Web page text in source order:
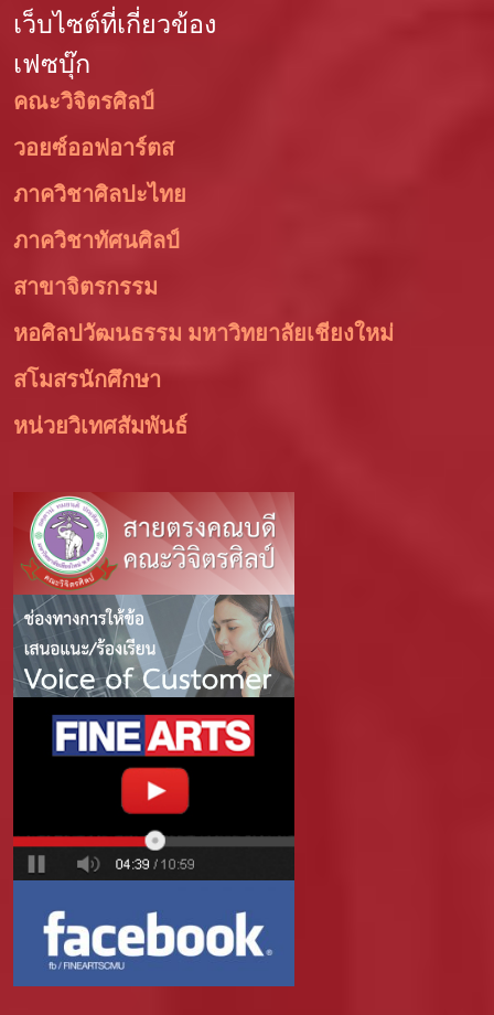
เว็บไซต์ที่เกี่ยวข้อง
เฟซบุ๊ก
คณะวิจิตรศิลป์
วอยซ์ออฟอาร์ตส
ภาควิชาศิลปะไทย
ภาควิชาทัศนศิลป์
สาขาจิตรกรรม
หอศิลปวัฒนธรรม มหาวิทยาลัยเชียงใหม่
สโมสรนักศึกษา
หน่วยวิเทศสัมพันธ์